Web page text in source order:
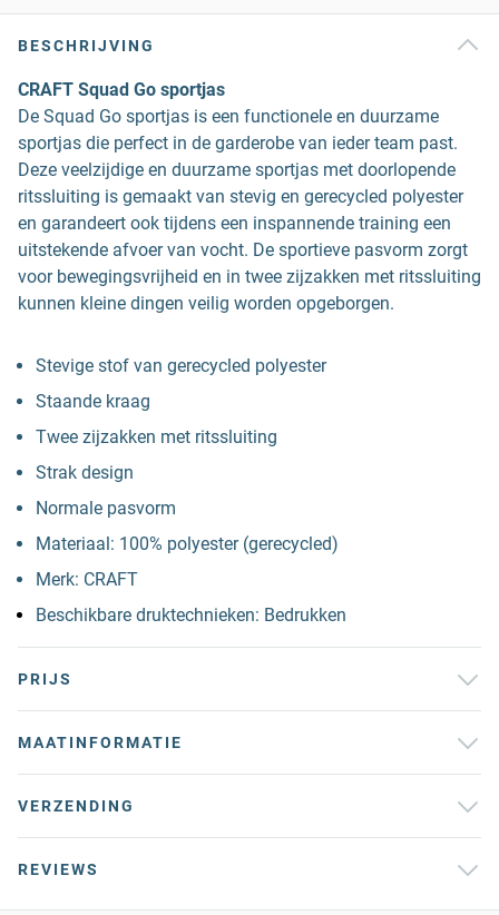
BESCHRIJVING
CRAFT Squad Go sportjas
De Squad Go sportjas is een functionele en duurzame
sportjas die perfect in de garderobe van ieder team past.
Deze veelzijdige en duurzame sportjas met doorlopende
ritssluiting is gemaakt van stevig en gerecycled polyester
en garandeert ook tijdens een inspannende training een
uitstekende afvoer van vocht. De sportieve pasvorm zorgt
voor bewegingsvrijheid en in twee zijzakken met ritssluiting
kunnen kleine dingen veilig worden opgeborgen.
Stevige stof van gerecycled polyester
Staande kraag
Twee zijzakken met ritssluiting
Strak design
Normale pasvorm
Materiaal: 100% polyester (gerecycled)
Merk: CRAFT
Beschikbare druktechnieken: Bedrukken
PRIJS
MAATINFORMATIE
VERZENDING
REVIEWS